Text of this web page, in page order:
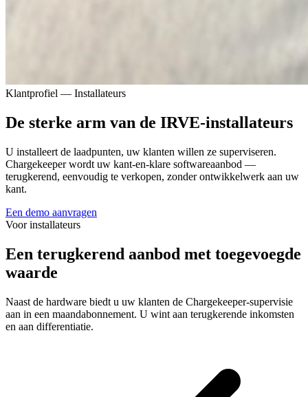
Klantprofiel — Installateurs
De sterke arm van de IRVE-installateurs
U installeert de laadpunten, uw klanten willen ze superviseren.
Chargekeeper wordt uw kant-en-klare softwareaanbod —
terugkerend, eenvoudig te verkopen, zonder ontwikkelwerk aan uw
kant.
Een demo aanvragen
Voor installateurs
Een terugkerend aanbod met toegevoegde
waarde
Naast de hardware biedt u uw klanten de Chargekeeper-supervisie
aan in een maandabonnement. U wint aan terugkerende inkomsten
en aan differentiatie.